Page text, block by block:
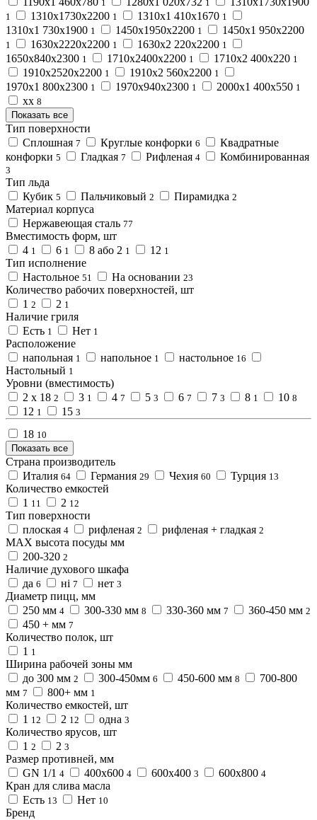
1 1
1 1310х1730х2200 1 1310х1 410х1670 1
1310х1 730х1900 1 1450х1950х2200 1 1450х1 950х2200
1 1630х2220х2200 1 1630х2 220х2200 1
1650х840х2300 1 1710х2400х2200 1 1710х2 400х220 1
1910х2520х2200 1 1910х2 560х2200 1
1970х1 800х2300 1 1970х940х2300 1 2000х1 400х550 1
хх 8
Показать все
Тип поверхности
Сплошная 7 Круглые конфорки 6
Квадратные
конфорки 5 Гладкая 7 Рифленая 4 Комбинированная
3
Тип льда
Кубик 5 Пальчиковый 2 Пирамидка 2
Материал корпуса
Нержавеющая сталь 77
Вместимость форм, шт
4 1 6 1 8 або 2 1 12 1
Тип исполнение
Настольное 51 На основании 23
Количество рабочих поверхностей, шт
1 2 2 1
Наличие гриля
Есть 1 Нет 1
Расположение
напольная 1 напольное 1 настольное 16
Настольный 1
Уровни (вместимость)
2 х 18 2 3 1 4 7 5 3 6 7 7 3 8 1 10 8
12 1 15 3
18 10
Показать все
Страна производитель
Италия 64 Германия 29 Чехия 60 Турция 13
Количество емкостей
1 11 2 12
Тип поверхности
плоская 4 рифленая 2 рифленая + гладкая 2
МАХ высота посуды мм
200-320 2
Наличие духового шкафа
да 6 ні 7 нет 3
Диаметр пицц, мм
250 мм 4 300-330 мм 8 330-360 мм 7 360-450 мм 2
450 + мм 7
Количество полок, шт
1 1
Ширина рабочей зоны мм
до 300 мм 2 300-450мм 6 450-600 мм 8
700-800
мм 7 800+ мм 1
Количество емкостей, шт
1 12 2 12 одна 3
Количество ярусов, шт
1 2 2 3
Размер противней, мм
GN 1/1 4 400x600 4 600х400 3 600х800 4
Кран для слива масла
Есть 13 Нет 10
Бренд